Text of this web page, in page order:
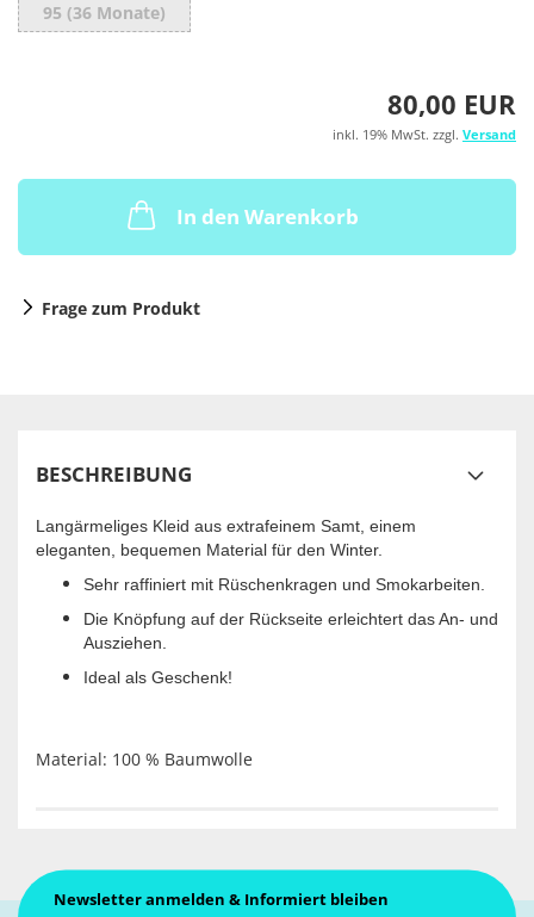
95 (36 Monate)
80,00 EUR
inkl. 19% MwSt. zzgl. Versand
In den Warenkorb
Frage zum Produkt
BESCHREIBUNG
Langärmeliges Kleid aus extrafeinem Samt, einem
eleganten, bequemen Material für den Winter.
Sehr raffiniert mit Rüschenkragen und Smokarbeiten.
Die Knöpfung auf der Rückseite erleichtert das An- und
Ausziehen.
Ideal als Geschenk!
Material: 100 % Baumwolle
Newsletter anmelden & Informiert bleiben